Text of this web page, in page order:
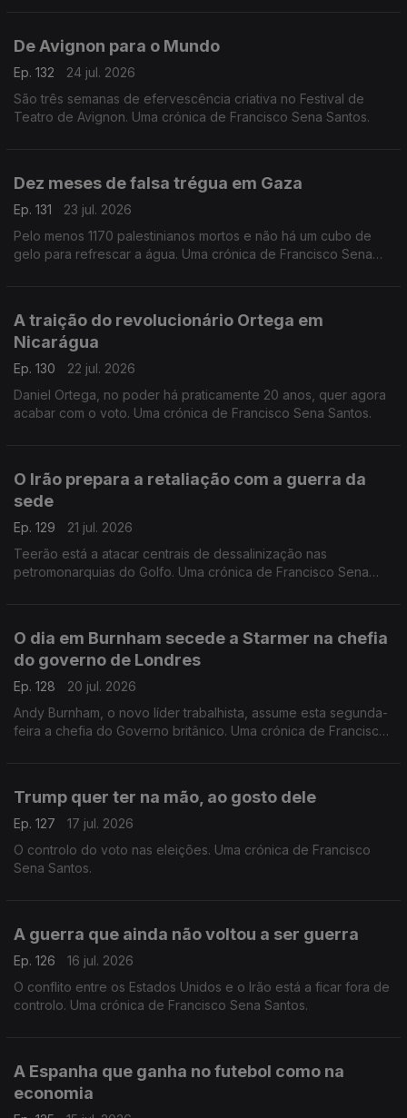
De Avignon para o Mundo
Ep. 132
24 jul. 2026
São três semanas de efervescência criativa no Festival de
Teatro de Avignon. Uma crónica de Francisco Sena Santos.
Dez meses de falsa trégua em Gaza
Ep. 131
23 jul. 2026
Pelo menos 1170 palestinianos mortos e não há um cubo de
gelo para refrescar a água. Uma crónica de Francisco Sena
A traição do revolucionário Ortega em
Nicarágua
Ep. 130
22 jul. 2026
Daniel Ortega, no poder há praticamente 20 anos, quer agora
acabar com o voto. Uma crónica de Francisco Sena Santos.
O Irão prepara a retaliação com a guerra da
sede
Ep. 129
21 jul. 2026
Teerão está a atacar centrais de dessalinização nas
petromonarquias do Golfo. Uma crónica de Francisco Sena
O dia em Burnham secede a Starmer na chefia
do governo de Londres
Ep. 128
20 jul. 2026
Andy Burnham, o novo líder trabalhista, assume esta segunda-
feira a chefia do Governo britânico. Uma crónica de Francisco
Trump quer ter na mão, ao gosto dele
Ep. 127
17 jul. 2026
O controlo do voto nas eleições. Uma crónica de Francisco
Sena Santos.
A guerra que ainda não voltou a ser guerra
Ep. 126
16 jul. 2026
O conflito entre os Estados Unidos e o Irão está a ficar fora de
controlo. Uma crónica de Francisco Sena Santos.
A Espanha que ganha no futebol como na
economia